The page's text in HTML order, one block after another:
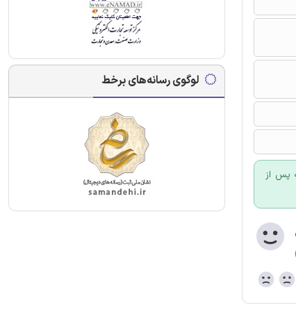
پس از
لوگوی رسانه‌های برخط